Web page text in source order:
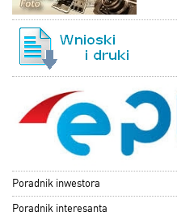
Poradnik inwestora
Poradnik interesanta